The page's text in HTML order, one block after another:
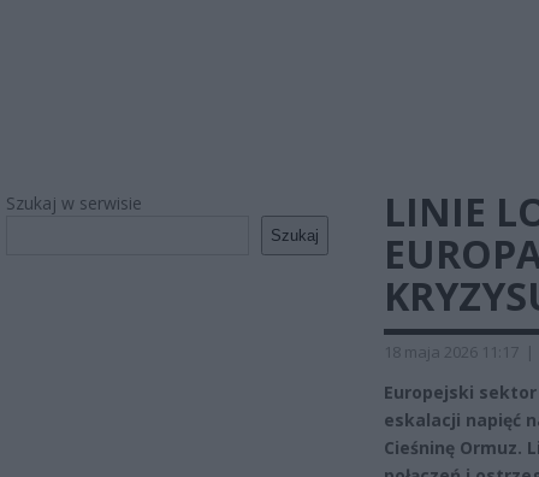
Szukaj w serwisie
Szukaj
LINIE
18 maja 2026 11:17 |
Europejski
eskalacji napięć
Cieśninę Ormuz.